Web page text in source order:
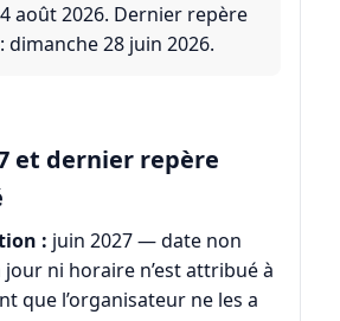
août 2026. Dernier repère
dimanche 28 juin 2026.
et dernier repère
: juin 2027 — date non
ni horaire n’est attribué à
que l’organisateur ne les a